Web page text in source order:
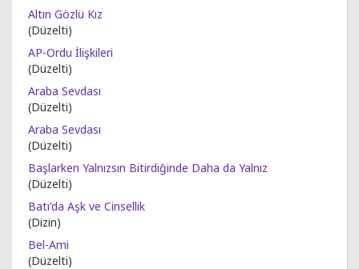
Altın Gözlü Kız
(Düzelti)
AP-Ordu İlişkileri
(Düzelti)
Araba Sevdası
(Düzelti)
Araba Sevdası
(Düzelti)
Başlarken Yalnızsın Bitirdiğinde Daha da Yalnız
(Düzelti)
Batı'da Aşk ve Cinsellik
(Dizin)
Bel-Ami
(Düzelti)